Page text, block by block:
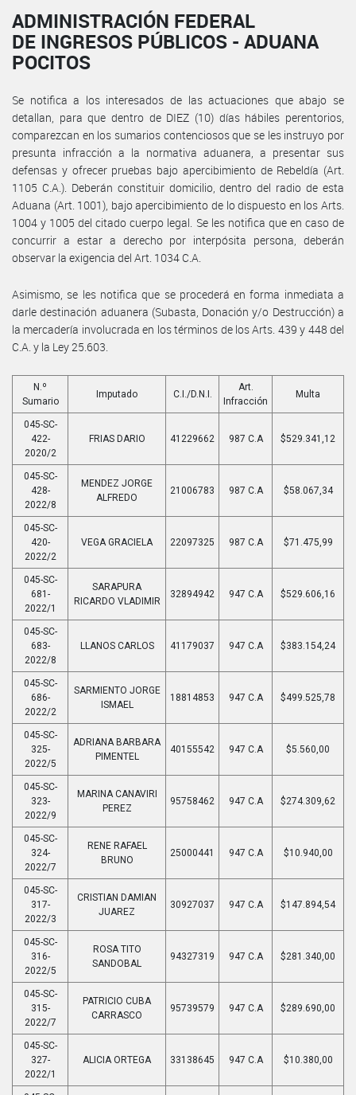
ADMINISTRACIÓN FEDERAL
DE INGRESOS PÚBLICOS - ADUANA
POCITOS
Se notifica a los interesados de las actuaciones que abajo se
detallan, para que dentro de DIEZ (10) días hábiles perentorios,
comparezcan en los sumarios contenciosos que se les instruyo por
presunta infracción a la normativa aduanera, a presentar sus
defensas y ofrecer pruebas bajo apercibimiento de Rebeldía (Art.
1105 C.A.). Deberán constituir domicilio, dentro del radio de esta
Aduana (Art. 1001), bajo apercibimiento de lo dispuesto en los Arts.
1004 y 1005 del citado cuerpo legal. Se les notifica que en caso de
concurrir a estar a derecho por interpósita persona, deberán
observar la exigencia del Art. 1034 C.A.
Asimismo, se les notifica que se procederá en forma inmediata a
darle destinación aduanera (Subasta, Donación y/o Destrucción) a
la mercadería involucrada en los términos de los Arts. 439 y 448 del
C.A. y la Ley 25.603.
N.º
Sumario
Imputado C.I./D.N.I.
Art.
Infracción
Multa
045-SC-
422-
2020/2
FRIAS DARIO 41229662 987 C.A $529.341,12
045-SC-
428-
2022/8
MENDEZ JORGE
ALFREDO
21006783 987 C.A $58.067,34
045-SC-
420-
2022/2
VEGA GRACIELA 22097325 987 C.A $71.475,99
045-SC-
681-
2022/1
SARAPURA
RICARDO VLADIMIR
32894942 947 C.A $529.606,16
045-SC-
683-
2022/8
LLANOS CARLOS 41179037 947 C.A $383.154,24
045-SC-
686-
2022/2
SARMIENTO JORGE
ISMAEL
18814853 947 C.A $499.525,78
045-SC-
325-
2022/5
ADRIANA BARBARA
PIMENTEL
40155542 947 C.A $5.560,00
045-SC-
323-
2022/9
MARINA CANAVIRI
PEREZ
95758462 947 C.A $274.309,62
045-SC-
324-
2022/7
RENE RAFAEL
BRUNO
25000441 947 C.A $10.940,00
045-SC-
317-
2022/3
CRISTIAN DAMIAN
JUAREZ
30927037 947 C.A $147.894,54
045-SC-
316-
2022/5
ROSA TITO
SANDOBAL
94327319 947 C.A $281.340,00
045-SC-
315-
2022/7
PATRICIO CUBA
CARRASCO
95739579 947 C.A $289.690,00
045-SC-
327-
2022/1
ALICIA ORTEGA 33138645 947 C.A $10.380,00